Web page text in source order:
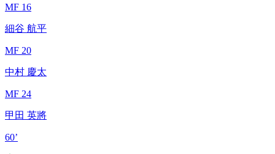
MF 16
細谷 航平
MF 20
中村 慶太
MF 24
甲田 英將
60’